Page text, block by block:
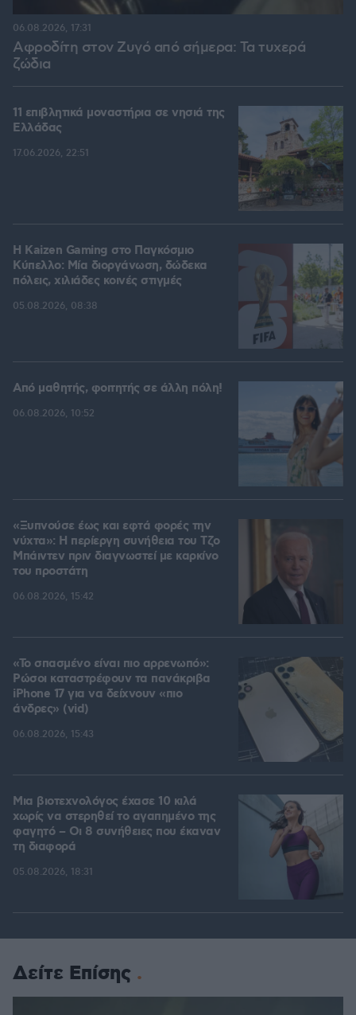
Αφροδίτη στον Ζυγό από σήμερα: Τα τυχερά
ζώδια
06.08.2026, 17:31
11 επιβλητικά μοναστήρια σε νησιά της
Ελλάδας
17.06.2026, 22:51
H Kaizen Gaming στο Παγκόσμιο
Kύπελλο: Μία διοργάνωση, δώδεκα
πόλεις, χιλιάδες κοινές στιγμές
05.08.2026, 08:38
Από μαθητής, φοιτητής σε άλλη πόλη!
06.08.2026, 10:52
«Ξυπνούσε έως και εφτά φορές την
νύχτα»: Η περίεργη συνήθεια του Τζο
Μπάιντεν πριν διαγνωστεί με καρκίνο
του προστάτη
06.08.2026, 15:42
«Το σπασμένο είναι πιο αρρενωπό»:
Ρώσοι καταστρέφουν τα πανάκριβα
iPhone 17 για να δείχνουν «πιο
άνδρες» (vid)
06.08.2026, 15:43
Μια βιοτεχνολόγος έχασε 10 κιλά
χωρίς να στερηθεί το αγαπημένο της
φαγητό – Οι 8 συνήθειες που έκαναν
τη διαφορά
05.08.2026, 18:31
Δείτε Επίσης